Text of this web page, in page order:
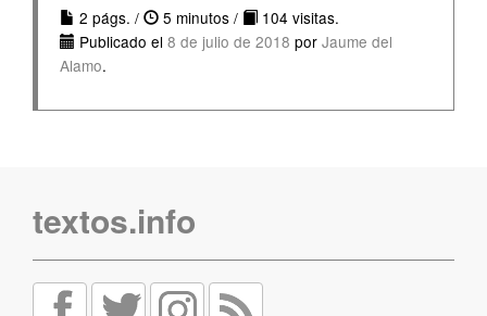
2 págs. / 5 minutos /
104 visitas.
Publicado el 8 de julio de 2018 por Jaume del
Alamo.
textos.info